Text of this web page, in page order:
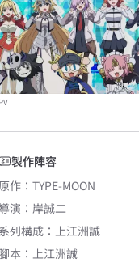
PV
製作陣容
作 ： TYPE-MOON
導演 ： 岸誠二
系列構成 ： 上江洲誠
本 ： 上江洲誠